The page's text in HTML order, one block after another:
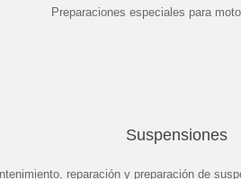
Preparaciones especiales para
Suspensiones
reparación y preparación de